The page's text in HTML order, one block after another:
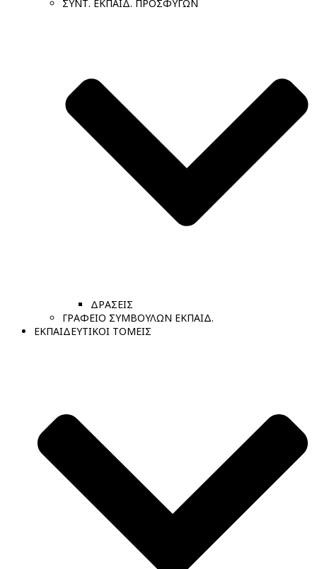
ΣΥΝΤ. ΕΚΠΑΙΔ. ΠΡΟΣΦΥΓΩΝ
ΔΡΑΣΕΙΣ
ΓΡΑΦΕΙΟ ΣΥΜΒΟΥΛΩΝ ΕΚΠΑΙΔ.
ΕΚΠΑΙΔΕΥΤΙΚΟΙ ΤΟΜΕΙΣ